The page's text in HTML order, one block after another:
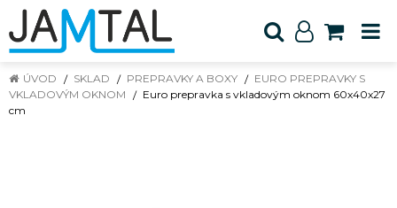
ÚVOD SKLAD PREPRAVKY A BOXY
EURO PREPRAVKY S
VKLADOVÝM OKNOM
Euro prepravka s vkladovým oknom 60x40x27
cm